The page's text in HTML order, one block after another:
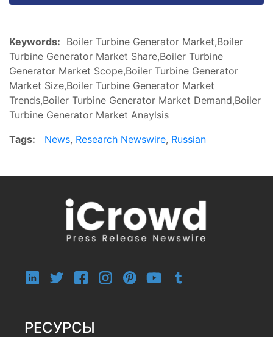
Keywords: Boiler Turbine Generator Market,Boiler
Turbine Generator Market Share,Boiler Turbine
Generator Market Scope,Boiler Turbine Generator
Market Size,Boiler Turbine Generator Market
Trends,Boiler Turbine Generator Market Demand,Boiler
Turbine Generator Market Anaylsis
Tags:
News, Research Newswire, Russian
РЕСУРСЫ